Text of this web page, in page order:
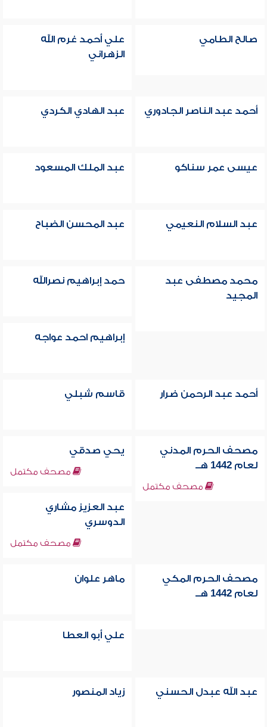
صالح الطامي
علي أحمد غرم الله
الزهراني
أحمد عبد الناصر الجادوري عبد الهادي الكردي
عيسى عمر سناكو عبد الملك المسعود
عبد السلام النعيمي عبد المحسن الضباح
محمد مصطفى عبد
المجيد
حمد إبراهيم نصرالله
إبراهيم احمد عواجه
أحمد عبد الرحمن ضرار قاسم شبلي
مصحف الحرم المدني
لعام 1442 هــ
مصحف مكتمل
يحي صدقي
مصحف مكتمل
عبد العزيز مشاري
الدوسري
مصحف مكتمل
مصحف الحرم المكي
لعام 1442 هــ
ماهر علوان
علي أبو العطا
عبد الله عبدل الحسني زياد المنصور